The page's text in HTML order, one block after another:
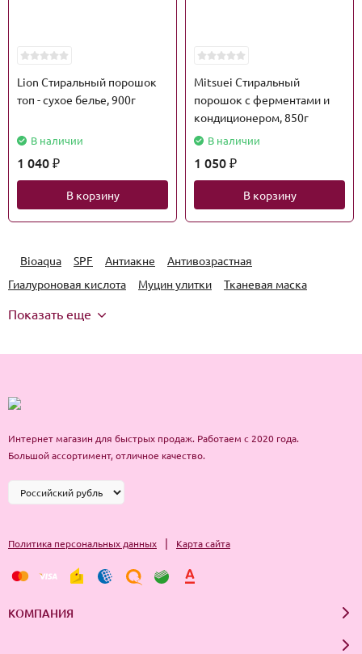
Lion Стиральный порошок
топ - сухое белье, 900г
В наличии
1 040 ₽
В корзину
Mitsuei Стиральный
порошок с ферментами и
кондиционером, 850г
В наличии
1 050 ₽
В корзину
Bioaqua SPF Антиакне
Антивозрастная
Гиалуроновая кислота
Муцин улитки Тканевая маска
Показать еще
Интернет магазин для быстрых продаж. Работаем с 2020 года.
Большой ассортимент, отличное качество.
Политика персональных данных | Карта сайта
КОМПАНИЯ